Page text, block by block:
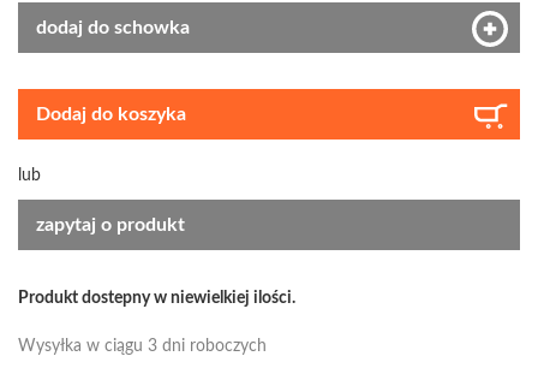
dodaj do schowka
Dodaj do koszyka
lub
zapytaj o produkt
Produkt dostepny w niewielkiej ilości.
Wysyłka w ciągu 3 dni roboczych